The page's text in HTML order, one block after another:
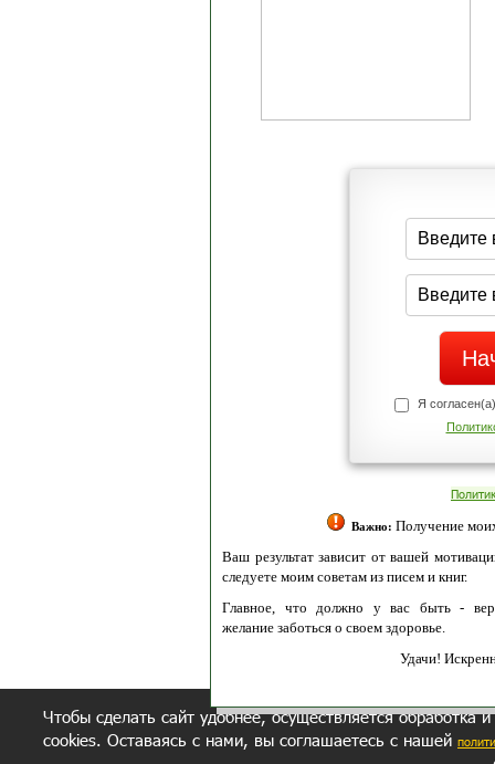
Я
Важно: Получение
Ваш результат зависит от вашей
следуете моим советам из писем и книг.
Главное, что должно у вас быть -
желание заботься о своем здоровье.
Удачи!
Чтобы сделать сайт удобнее, осуществляется обработка
cookies. Оставаясь с нами, вы соглашаетесь с нашей